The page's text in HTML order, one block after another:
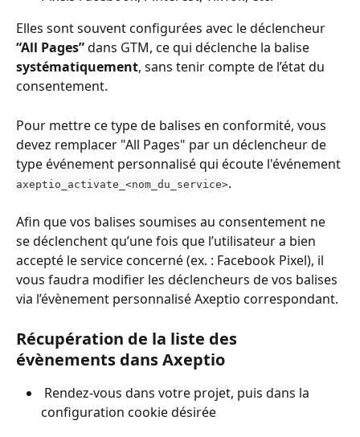
Elles sont souvent configurées avec le déclencheur
“All Pages” dans GTM, ce qui déclenche la balise
systématiquement, sans tenir compte de l’état du
consentement.
Pour mettre ce type de balises en conformité, vous
devez remplacer "All Pages" par un déclencheur de
type événement personnalisé qui écoute l'événement
axeptio_activate_<nom_du_service>.
Afin que vos balises soumises au consentement ne
se déclenchent qu’une fois que l’utilisateur a bien
accepté le service concerné (ex. : Facebook Pixel), il
vous faudra modifier les déclencheurs de vos balises
via l’évènement personnalisé Axeptio correspondant.
Récupération de la liste des
évènements dans Axeptio
configuration cookie désirée